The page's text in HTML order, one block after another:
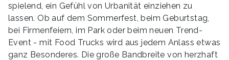
spielend, ein Gefühl von Urbanität einziehen zu
lassen. Ob auf dem Sommerfest, beim Geburtstag,
bei Firmenfeiern, im Park oder beim neuen Trend-
Event - mit Food Trucks wird aus jedem Anlass etwas
ganz Besonderes. Die große Bandbreite von herzhaft